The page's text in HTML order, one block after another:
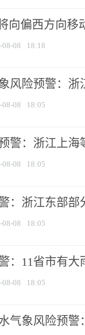
向偏西方向移
08-08 18:18
风险预警：
08-08 18:05
警：浙江上海
08-08 18:05
：浙江东部
08-08 18:05
：11省市有
08-08 18:05
气象风险预